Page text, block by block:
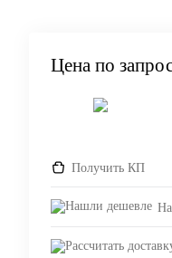
Цена по
Получить КП